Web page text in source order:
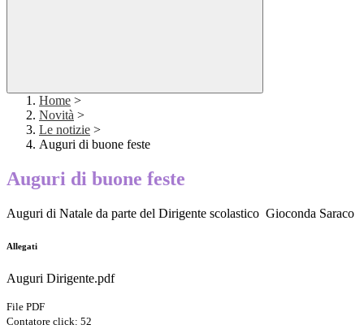
Home >
Novità >
Le notizie >
Auguri di buone feste
Auguri di buone feste
Auguri di Natale da parte del Dirigente scolastico Gioconda Saraco
Allegati
Auguri Dirigente.pdf
File PDF
Contatore click: 52